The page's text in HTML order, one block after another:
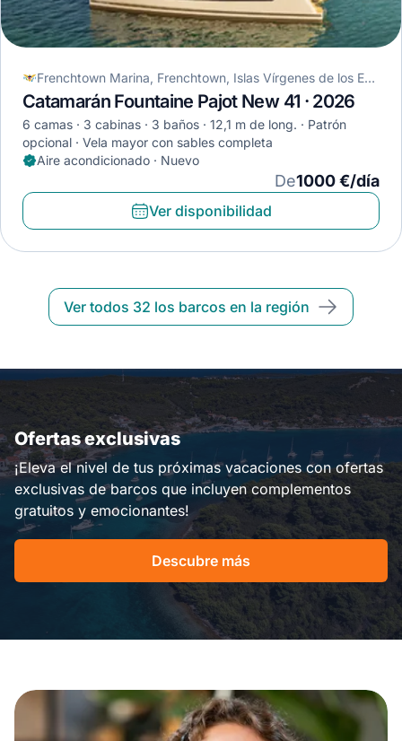
Frenchtown Marina, Frenchtown, Islas Vírgenes de los Estados Unidos
Catamarán Fountaine Pajot New 41 · 2026
6 camas 3 cabinas 3 baños 12,1 m de long.
Patrón
opcional
Vela mayor con sables completa
Aire acondicionado · Nuevo
De1000 €/día
Ver disponibilidad
Ver todos 32 los barcos en la región
Ofertas exclusivas
¡Eleva el nivel de tus próximas vacaciones con ofertas
exclusivas de barcos que incluyen complementos
gratuitos y emocionantes!
Descubre más